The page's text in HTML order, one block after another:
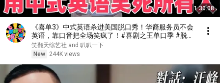
1:30:08
《喜单3》中式英语杀进美国脱口秀！华裔服务员不会
英语，靠口音把全场笑疯了！#喜剧之王单口季 #脱口
秀 #搞笑 #喜剧 #funny #综艺
笑翻天综艺社 and 叭叭一下
New
244K views